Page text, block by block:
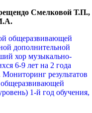
Смелковой Т.П.,
общеразвивающей
дополнительной
хор музыкально-
6-9 лет на 2 года
результатов
общеразвивающей
1-й год обучения,